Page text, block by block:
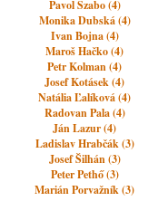
Pavol Szabo (4)
Monika Dubská (4)
Ivan Bojna (4)
Maroš Hačko (4)
Petr Kolman (4)
Josef Kotásek (4)
Natália Ľalíková (4)
Radovan Pala (4)
Ján Lazur (4)
Ladislav Hrabčák (3)
Josef Šilhán (3)
Peter Pethő (3)
Marián Porvažník (3)